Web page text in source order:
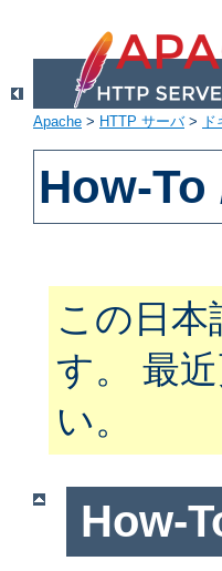
Apache > HTTP サーバ>
How-To
この日
す。 最
い。
How-